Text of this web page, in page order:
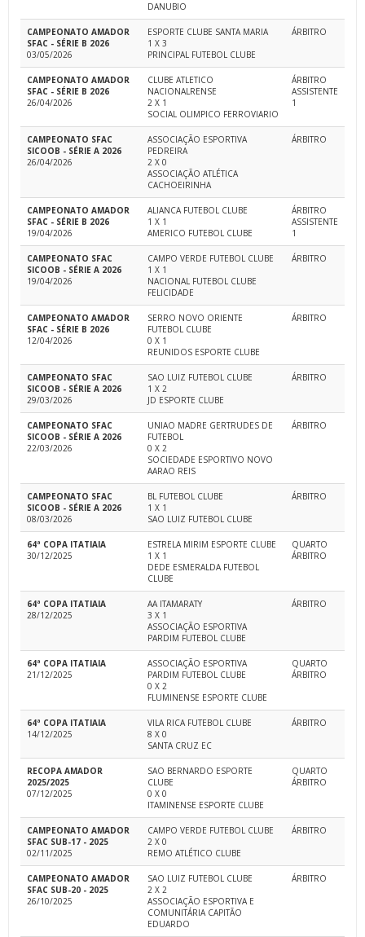
DANUBIO
CAMPEONATO AMADOR
SFAC - SÉRIE B 2026
03/05/2026
ESPORTE CLUBE SANTA MARIA
1 X 3
PRINCIPAL FUTEBOL CLUBE
ÁRBITRO
CAMPEONATO AMADOR
SFAC - SÉRIE B 2026
26/04/2026
CLUBE ATLETICO
NACIONALRENSE
2 X 1
SOCIAL OLIMPICO FERROVIARIO
ÁRBITRO
ASSISTENTE
1
CAMPEONATO SFAC
SICOOB - SÉRIE A 2026
26/04/2026
ASSOCIAÇÃO ESPORTIVA
PEDREIRA
2 X 0
ASSOCIAÇÃO ATLÉTICA
CACHOEIRINHA
ÁRBITRO
CAMPEONATO AMADOR
SFAC - SÉRIE B 2026
19/04/2026
ALIANCA FUTEBOL CLUBE
1 X 1
AMERICO FUTEBOL CLUBE
ÁRBITRO
ASSISTENTE
1
CAMPEONATO SFAC
SICOOB - SÉRIE A 2026
19/04/2026
CAMPO VERDE FUTEBOL CLUBE
1 X 1
NACIONAL FUTEBOL CLUBE
FELICIDADE
ÁRBITRO
CAMPEONATO AMADOR
SFAC - SÉRIE B 2026
12/04/2026
SERRO NOVO ORIENTE
FUTEBOL CLUBE
0 X 1
REUNIDOS ESPORTE CLUBE
ÁRBITRO
CAMPEONATO SFAC
SICOOB - SÉRIE A 2026
29/03/2026
SAO LUIZ FUTEBOL CLUBE
1 X 2
JD ESPORTE CLUBE
ÁRBITRO
CAMPEONATO SFAC
SICOOB - SÉRIE A 2026
22/03/2026
UNIAO MADRE GERTRUDES DE
FUTEBOL
0 X 2
SOCIEDADE ESPORTIVO NOVO
AARAO REIS
ÁRBITRO
CAMPEONATO SFAC
SICOOB - SÉRIE A 2026
08/03/2026
BL FUTEBOL CLUBE
1 X 1
SAO LUIZ FUTEBOL CLUBE
ÁRBITRO
64ª COPA ITATIAIA
30/12/2025
ESTRELA MIRIM ESPORTE CLUBE
1 X 1
DEDE ESMERALDA FUTEBOL
CLUBE
QUARTO
ÁRBITRO
64ª COPA ITATIAIA
28/12/2025
AA ITAMARATY
3 X 1
ASSOCIAÇÃO ESPORTIVA
PARDIM FUTEBOL CLUBE
ÁRBITRO
64ª COPA ITATIAIA
21/12/2025
ASSOCIAÇÃO ESPORTIVA
PARDIM FUTEBOL CLUBE
0 X 2
FLUMINENSE ESPORTE CLUBE
QUARTO
ÁRBITRO
64ª COPA ITATIAIA
14/12/2025
VILA RICA FUTEBOL CLUBE
8 X 0
SANTA CRUZ EC
ÁRBITRO
RECOPA AMADOR
2025/2025
07/12/2025
SAO BERNARDO ESPORTE
CLUBE
0 X 0
ITAMINENSE ESPORTE CLUBE
QUARTO
ÁRBITRO
CAMPEONATO AMADOR
SFAC SUB-17 - 2025
02/11/2025
CAMPO VERDE FUTEBOL CLUBE
2 X 0
REMO ATLÉTICO CLUBE
ÁRBITRO
CAMPEONATO AMADOR
SFAC SUB-20 - 2025
26/10/2025
SAO LUIZ FUTEBOL CLUBE
2 X 2
ASSOCIAÇÃO ESPORTIVA E
COMUNITÁRIA CAPITÃO
EDUARDO
ÁRBITRO